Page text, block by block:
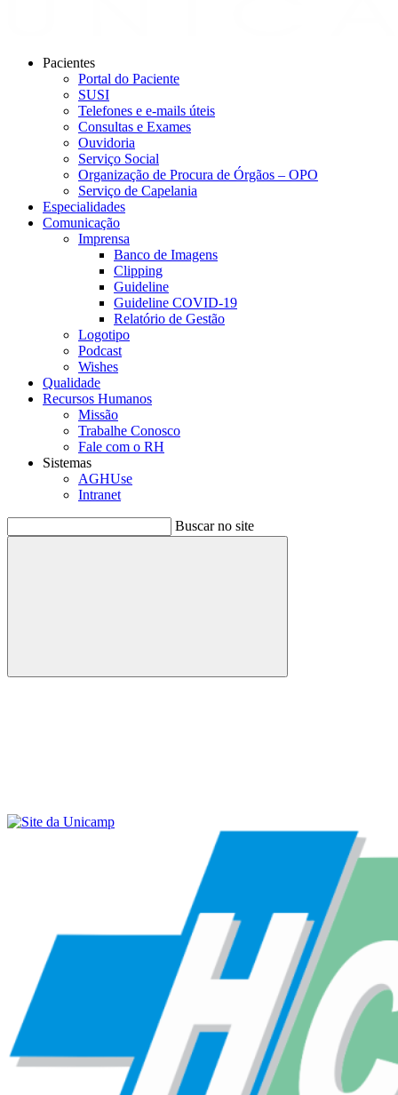
Pacientes
Portal do Paciente
SUSI
Telefones e e-mails úteis
Consultas e Exames
Ouvidoria
Serviço Social
Organização de Procura de Órgãos – OPO
Serviço de Capelania
Especialidades
Comunicação
Imprensa
Banco de Imagens
Clipping
Guideline
Guideline COVID-19
Relatório de Gestão
Logotipo
Podcast
Wishes
Qualidade
Recursos Humanos
Missão
Trabalhe Conosco
Fale com o RH
Sistemas
AGHUse
Intranet
Buscar no site
Buscar